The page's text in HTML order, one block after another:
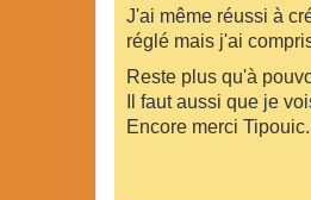
J'ai même réussi à
réglé mais j'ai
Reste plus qu'à
Il faut aussi que je
Encore merci Tipouic.